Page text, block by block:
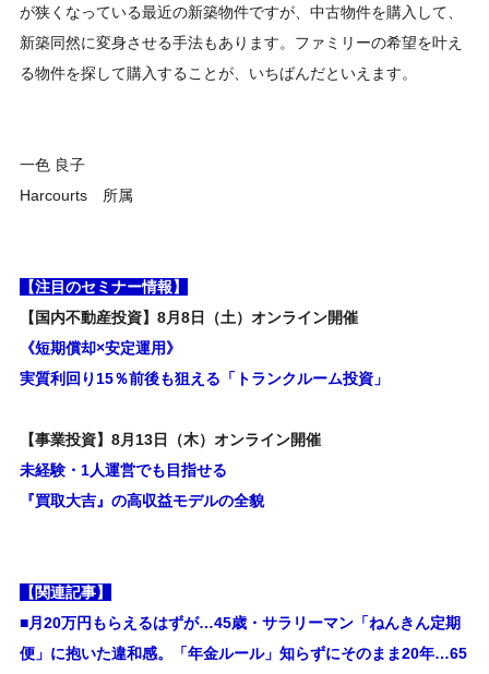
が狭くなっている最近の新築物件ですが、中古物件を購入して、
新築同然に変身させる手法もあります。ファミリーの希望を叶え
る物件を探して購入することが、いちばんだといえます。
一色 良子
Harcourts 所属
【注目のセミナー情報】
【国内不動産投資】8月8日（土）オンライン開催
《短期償却×安定運用》
実質利回り15％前後も狙える「トランクルーム投資」
【事業投資】8月13日（木）オンライン開催
未経験・1人運営でも目指せる
『買取大吉』の高収益モデルの全貌
【関連記事】
■月20万円もらえるはずが…45歳・サラリーマン「ねんきん定期
便」に抱いた違和感。「年金ルール」知らずにそのまま20年…65